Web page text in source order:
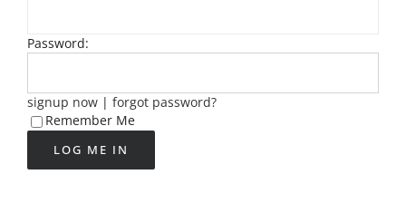
Password:
signup now | forgot password?
Remember Me